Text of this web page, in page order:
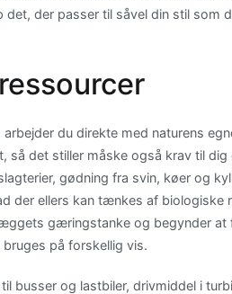
det, der passer til såvel din stil som
du direkte med naturens
så det stiller måske også krav til
gødning fra svin, køer og
der ellers kan tænkes af biologiske
gæringstanke og begynder at
på forskellig vis.
busser og lastbiler, drivmiddel i